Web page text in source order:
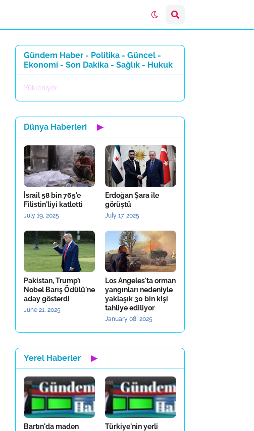
Gündem Haber - Politika - Güncel -
Ekonomi - Son Dakika - Sağlık - Hukuk
Yükleniyor...
Dünya Haberleri ▶
İsrail 58 bin 765'e
Filistin'liyi katletti
July 19, 2025
Erdoğan Şara ile
görüştü
July 17, 2025
Pakistan, Trump’ı
Nobel Barış Ödülü'ne
aday gösterdi
June 21, 2025
Los Angeles'ta orman
yangınları nedeniyle
yaklaşık 30 bin kişi
tahliye ediliyor
January 08, 2025
Yerel Haberler ▶
Bartın'da maden
Türkiye'nin yerli